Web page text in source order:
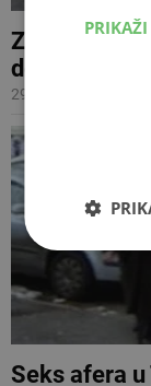
Zbog seks
doživotno
29.06.2011 18:55
Seks afera
PRIKAŽI